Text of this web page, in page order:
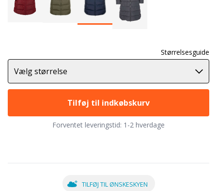
Størrelsesguide
Vælg størrelse
Tilføj til indkøbskurv
Forventet leveringstid: 1-2 hverdage
TILFØJ TIL ØNSKESKYEN